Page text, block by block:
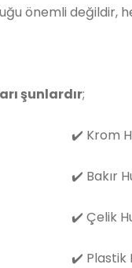
önemli değildir,
şunlardır;
✔️ Krom
✔️ Bakır
✔️ Çelik
✔️ Plastik